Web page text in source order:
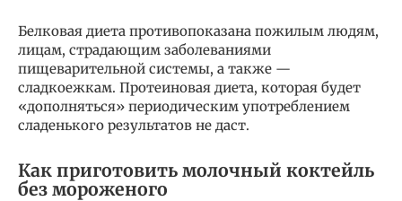
Белковая диета противопоказана пожилым людям,
лицам, страдающим заболеваниями
пищеварительной системы, а также —
сладкоежкам. Протеиновая диета, которая будет
«дополняться» периодическим употреблением
сладенького результатов не даст.
Как приготовить молочный коктейль
без мороженого